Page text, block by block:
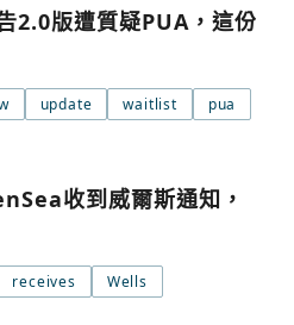
2.0版遭質疑PUA，這份
update waitlist pua
收到威爾斯通知，
receives
Wells
服務條款與隱私政策
關閉